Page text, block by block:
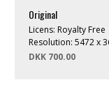
Original
Licens: Royalty Free
Resolution: 5472 x
DKK 700.00